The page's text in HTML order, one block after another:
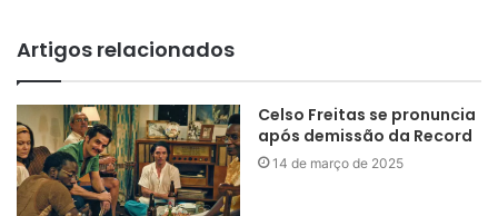
Artigos relacionados
Celso Freitas se pronuncia
após demissão da Record
14 de março de 2025